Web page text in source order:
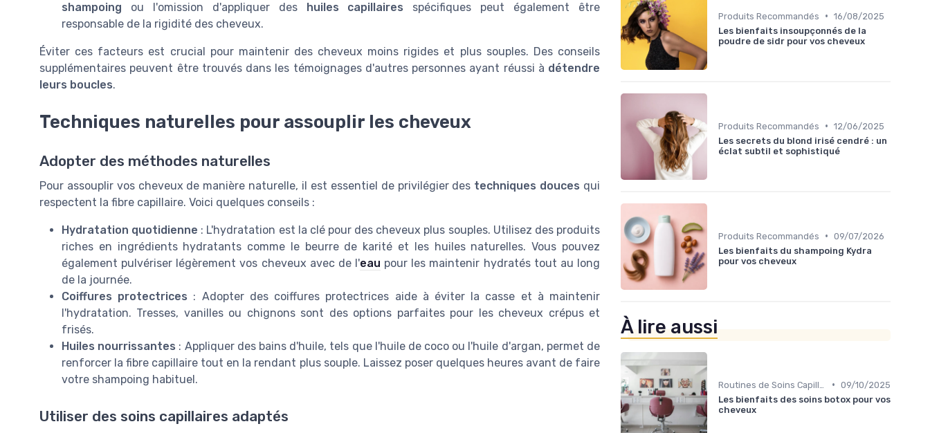
shampoing ou l'omission d'appliquer des huiles capillaires spécifiques peut également être
responsable de la rigidité des cheveux.
Éviter ces facteurs est crucial pour maintenir des cheveux moins rigides et plus souples. Des conseils
supplémentaires peuvent être trouvés dans les témoignages d'autres personnes ayant réussi à détendre
leurs boucles.
Techniques naturelles pour assouplir les cheveux
Adopter des méthodes naturelles
Pour assouplir vos cheveux de manière naturelle, il est essentiel de privilégier des techniques douces qui
respectent la fibre capillaire. Voici quelques conseils :
Hydratation quotidienne : L'hydratation est la clé pour des cheveux plus souples. Utilisez des produits
riches en ingrédients hydratants comme le beurre de karité et les huiles naturelles. Vous pouvez
également pulvériser légèrement vos cheveux avec de l'eau pour les maintenir hydratés tout au long
de la journée.
Coiffures protectrices : Adopter des coiffures protectrices aide à éviter la casse et à maintenir
l'hydratation. Tresses, vanilles ou chignons sont des options parfaites pour les cheveux crépus et
frisés.
Huiles nourrissantes : Appliquer des bains d'huile, tels que l'huile de coco ou l'huile d'argan, permet de
renforcer la fibre capillaire tout en la rendant plus souple. Laissez poser quelques heures avant de faire
votre shampoing habituel.
Utiliser des soins capillaires adaptés
Produits Recommandés • 16/08/2025
Les bienfaits insoupçonnés de la
poudre de sidr pour vos cheveux
Produits Recommandés • 12/06/2025
Les secrets du blond irisé cendré : un
éclat subtil et sophistiqué
Produits Recommandés • 09/07/2026
Les bienfaits du shampoing Kydra
pour vos cheveux
À lire aussi
• 09/10/2025
Les bienfaits des soins botox pour vos
cheveux